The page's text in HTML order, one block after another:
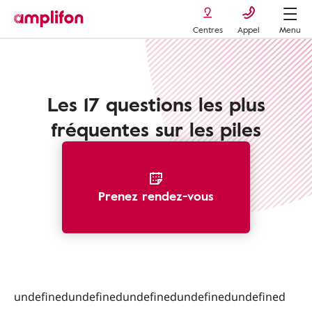
Centres Appel Menu
Les 17 questions les plus
fréquentes sur les piles
Prenez rendez-vous
undefinedundefinedundefinedundefinedundefined